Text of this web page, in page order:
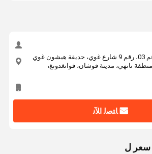
العنوان: ورشة العمل رقم 03، رقم 9 شارع غوي، حديقة هيشون غوي
نانهي، مدينة فوشان، قوانغدونغ،
ﺎﺘﺼﻟ ﺍﻶﻧ
سعر ل